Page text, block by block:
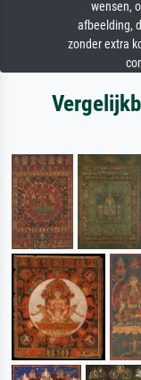
wensen,
afbeelding,
zonder extra